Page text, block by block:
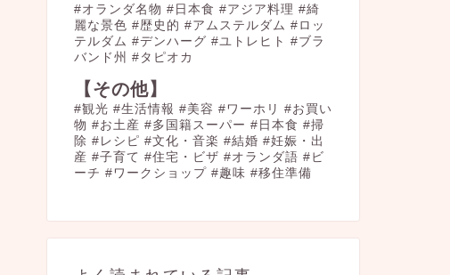
#オランダ名物 #日本食 #アジア料理 #綺
麗な景色 #歴史的 #アムステルダム #ロッ
テルダム #デンハーグ #ユトレヒト #ブラ
バンド州 #タピオカ
【その他】
#観光 #生活情報 #美容 #ワーホリ #お買い
物 #お土産 #多国籍スーパー #日本食 #掃
除 #レシピ #文化・音楽 #結婚 #妊娠・出
産 #子育て #住宅・ビザ #オランダ語 #ビ
ーチ #ワークショップ #趣味 #移住準備